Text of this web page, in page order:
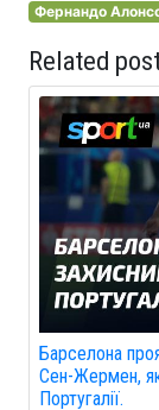
Фернандо
Related
Барселона
Сен-Жермен,
Португалії.